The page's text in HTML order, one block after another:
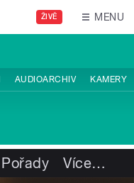
ŽIVĚ MENU
AUDIOARCHIV KAMERY
Pořady Více…